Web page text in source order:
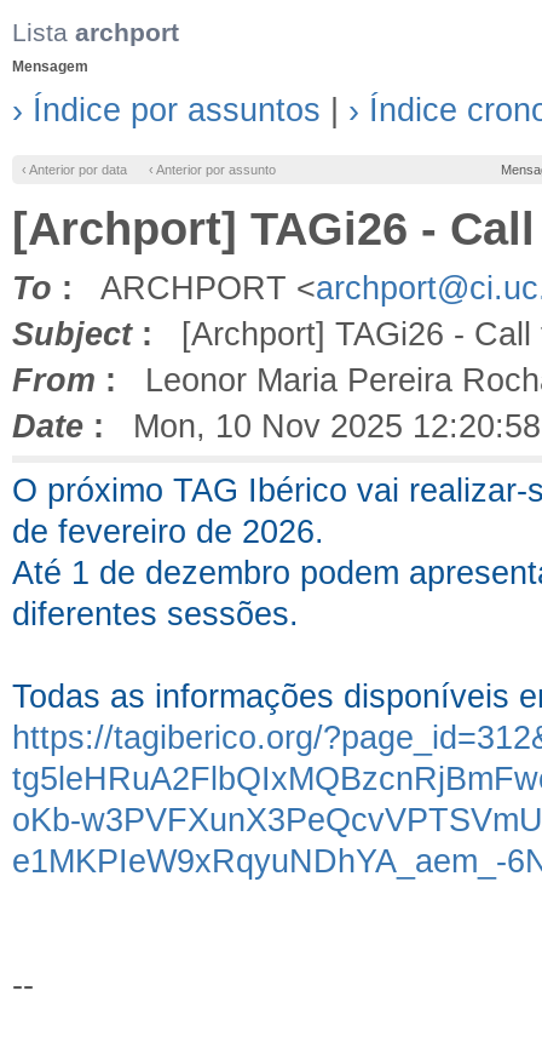
Lista archport
Mensagem
› Índice por assuntos › Índice
‹ Anterior por data ‹ Anterior por assunto
[Archport] TAGi26 -
To : ARCHPORT <
Subject: [Archport] TAGi26 - Call
From : Leonor Maria Pereira
Date : Mon, 10 Nov 2025
O próximo TAG Ibérico vai
de fevereiro de 2026.
Até 1 de dezembro podem
diferentes sessões.
Todas as informações disponíveis
https://tagiberico.org/
oKb-
e1MKPIeW9xRqyuNDhYA_aem_-
--